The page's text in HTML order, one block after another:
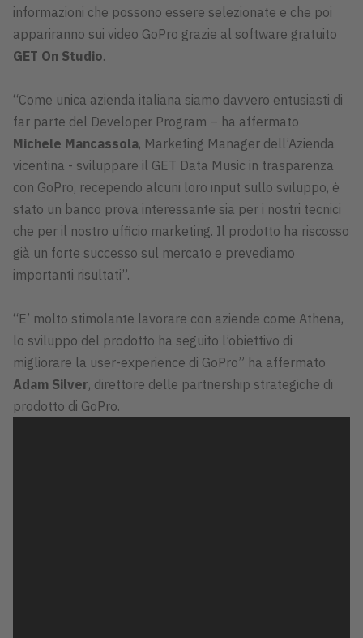
informazioni che possono essere selezionate e che poi
appariranno sui video GoPro grazie al software gratuito
GET On Studio.
“Come unica azienda italiana siamo davvero entusiasti di
far parte del Developer Program – ha affermato
Michele Mancassola, Marketing Manager dell’Azienda
vicentina - sviluppare il GET Data Music in trasparenza
con GoPro, recependo alcuni loro input sullo sviluppo, è
stato un banco prova interessante sia per i nostri tecnici
che per il nostro ufficio marketing. Il prodotto ha riscosso
già un forte successo sul mercato e prevediamo
importanti risultati”.
“E’ molto stimolante lavorare con aziende come Athena,
lo sviluppo del prodotto ha seguito l’obiettivo di
migliorare la user-experience di GoPro” ha affermato
Adam Silver, direttore delle partnership strategiche di
prodotto di GoPro.